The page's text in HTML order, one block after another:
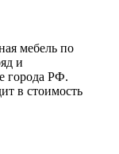
мебель по
и
города РФ.
в стоимость